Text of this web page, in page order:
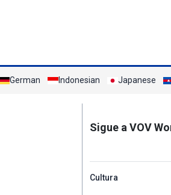
German Indonesian Japanese
Mạng xã
Sigue a VOV
menu
Cultura